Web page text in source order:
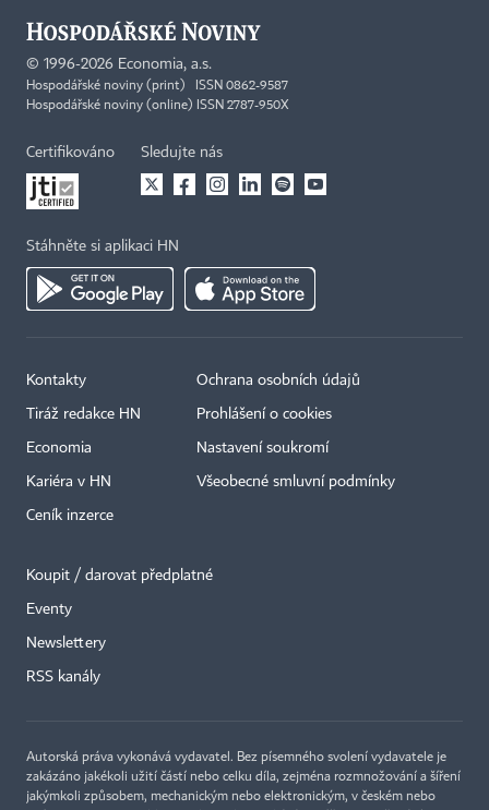
© 1996-2026 Economia, a.s.
Hospodářské noviny (print) ISSN 0862-9587
Hospodářské noviny (online) ISSN 2787-950X
Certifikováno Sledujte nás
Stáhněte si aplikaci HN
Kontakty
Tiráž redakce HN
Economia
Kariéra v HN
Ceník inzerce
Ochrana osobních údajů
Prohlášení o cookies
Nastavení soukromí
Všeobecné smluvní podmínky
Koupit / darovat předplatné
Eventy
Newslettery
RSS kanály
Autorská práva vykonává vydavatel. Bez písemného svolení vydavatele je
zakázáno jakékoli užití částí nebo celku díla, zejména rozmnožování a šíření
jakýmkoli způsobem, mechanickým nebo elektronickým, v českém nebo